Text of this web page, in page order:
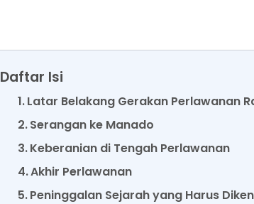
Daftar Isi
Latar Belakang Gerakan Perlawanan
Serangan ke Manado
Keberanian di Tengah Perlawanan
Akhir Perlawanan
Peninggalan Sejarah yang Harus